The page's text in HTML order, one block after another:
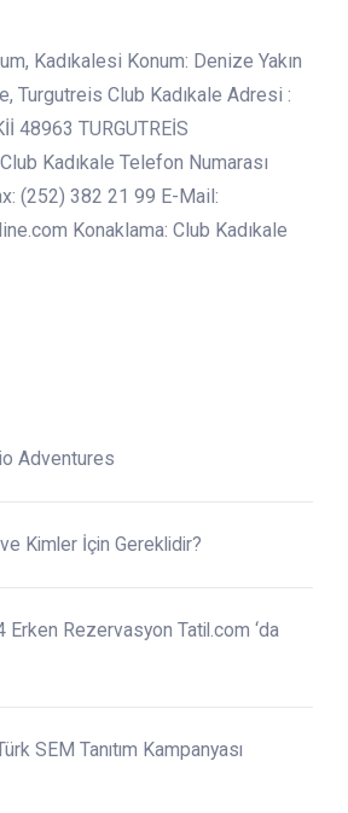
Kadıkalesi Konum: Denize Yakın
Turgutreis Club Kadıkale Adresi :
48963 TURGUTREİS
Kadıkale Telefon Numarası
(252) 382 21 99 E-Mail:
Konaklama: Club Kadıkale
Adventures
Kimler İçin Gereklidir?
Erken Rezervasyon Tatil.com ‘da
SEM Tanıtım Kampanyası